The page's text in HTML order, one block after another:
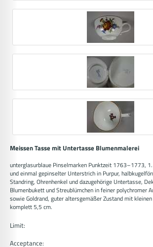
Meissen Tasse mit Untertasse Blumenmalerei
unterglasurblaue Pinselmarken Punktzeit 1763–1773,
und einmal gepinselter Unterstrich in Purpur,
Standring, Ohrenhenkel und dazugehörige Untertasse,
Blumenbukett und Streublümchen in feiner polychromer
sowie Goldrand, guter altersgemäßer Zustand mit
komplett 5,5 cm.
Limit:
Acceptance: